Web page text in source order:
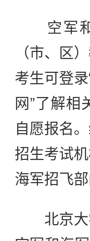
空军和
（市、区
考生可登
网”了解相
自愿报名
招生考试
海军招飞
北京大